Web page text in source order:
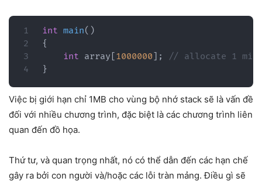
int main( )
{
int array 1000000 ;
// allocate 1
}
Việc bị giới hạn chỉ 1MB cho vùng bộ nhớ stack sẽ là vấn đề
đối với nhiều chương trình, đặc biệt là các chương trình liên
quan đến đồ họa.
Thứ tư, và quan trọng nhất, nó có thể dẫn đến các hạn chế
gây ra bởi con người và/hoặc các lỗi tràn mảng. Điều gì sẽ